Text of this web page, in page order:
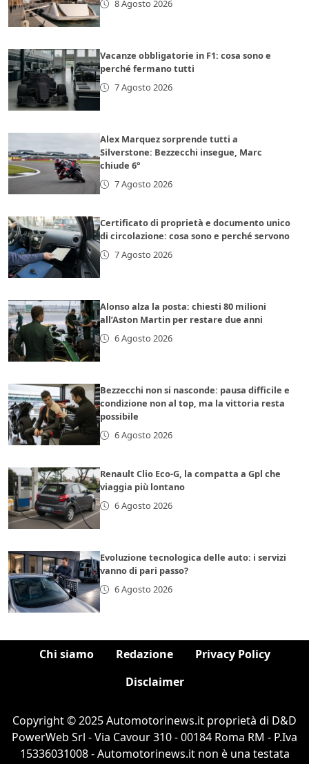
8 Agosto 2026
Vacanze obbligatorie in F1: cosa sono e
perché fermano tutti
7 Agosto 2026
Alex Marquez sorprende tutti a
Silverstone: Bezzecchi insegue, Marc
chiude 6°
7 Agosto 2026
Certificato di proprietà e documento unico
di circolazione: cosa sono e perché servono
7 Agosto 2026
Alonso alza la posta: chiesti 80 milioni
all’Aston Martin per restare due anni
6 Agosto 2026
Bezzecchi non si nasconde: pausa difficile e
condizione non al top, ma la vittoria resta
possibile
6 Agosto 2026
Renault Clio Eco-G, la compatta a Gpl che
viaggia più lontano
6 Agosto 2026
Evoluzione tecnologica delle auto: i servizi
vanno di pari passo?
6 Agosto 2026
Chi siamo Redazione
Privacy Policy
Disclaimer
Copyright © 2025 Automotorinews.it proprietà di D&D
PowerWeb Srl - Via Cavour 310 - 00184 Roma RM - P.Iva
15336031008 - Automotorinews.it non è una testata